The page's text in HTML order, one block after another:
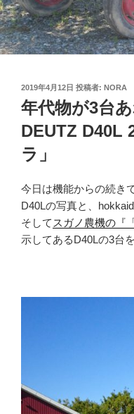
投
稿
日:
2019年4月12日 投稿者: NORA
年代物が3台
DEUTZ D40L
ラ」
今日は機能からの続き
D40Lの写真と、
そして スガノ農機の『
示してあるD40Lの3台